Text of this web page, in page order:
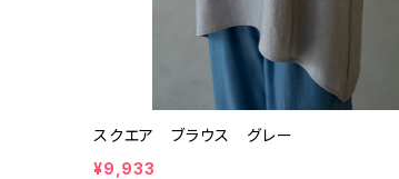
スクエア ブラウス グレー
¥9,933